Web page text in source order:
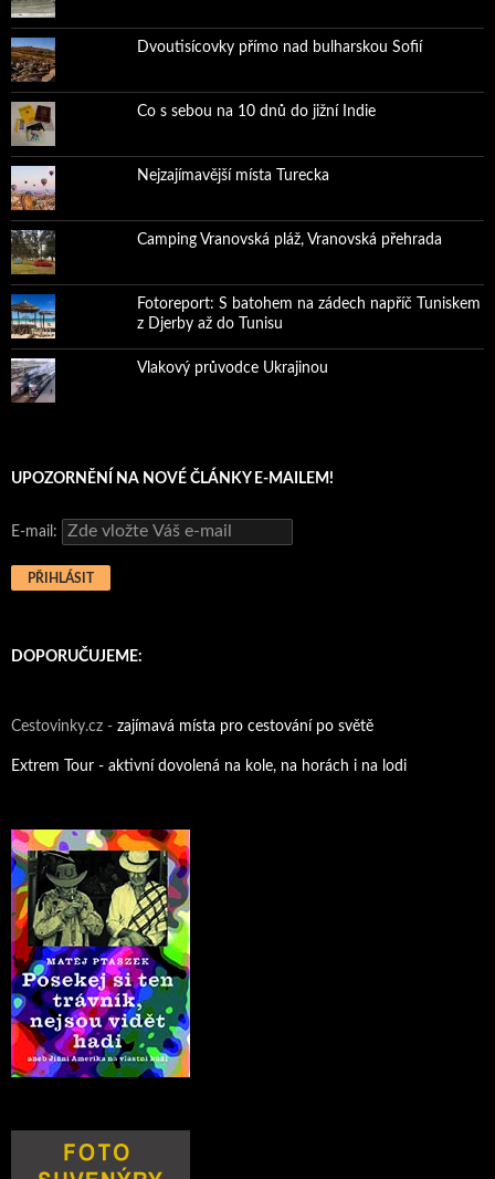
Dvoutisícovky přímo nad bulharskou Sofií
Co s sebou na 10 dnů do jižní Indie
Nejzajímavější místa Turecka
Camping Vranovská pláž, Vranovská přehrada
Fotoreport: S batohem na zádech napříč Tuniskem
z Djerby až do Tunisu
Vlakový průvodce Ukrajinou
UPOZORNĚNÍ NA NOVÉ ČLÁNKY E-MAILEM!
E-mail:
DOPORUČUJEME:
Cestovinky.cz - zajímavá místa pro cestování po světě
Extrem Tour - aktivní dovolená na kole, na horách i na lodi